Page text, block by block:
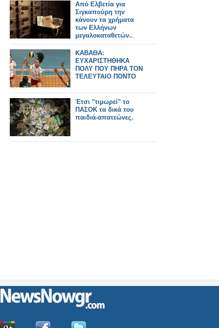
Από Ελβετία για
Σιγκαπούρη την
κάνουν τα χρήματα
των Ελλήνων
μεγαλοκαταθετών..
ΚΑΒΑΘΑ:
ΕΥΧΑΡΙΣΤΗΘΗΚΑ
ΠΟΛΥ ΠΟΥ ΠΗΡΑ ΤΟΝ
ΤΕΛΕΥΤΑΙΟ ΠΟΝΤΟ
Έτσι "τιμωρεί" το
ΠΑΣΟΚ τα δικά του
παιδιά-απατεώνες.